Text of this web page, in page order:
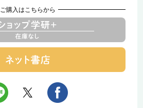
ご購入はこちらから